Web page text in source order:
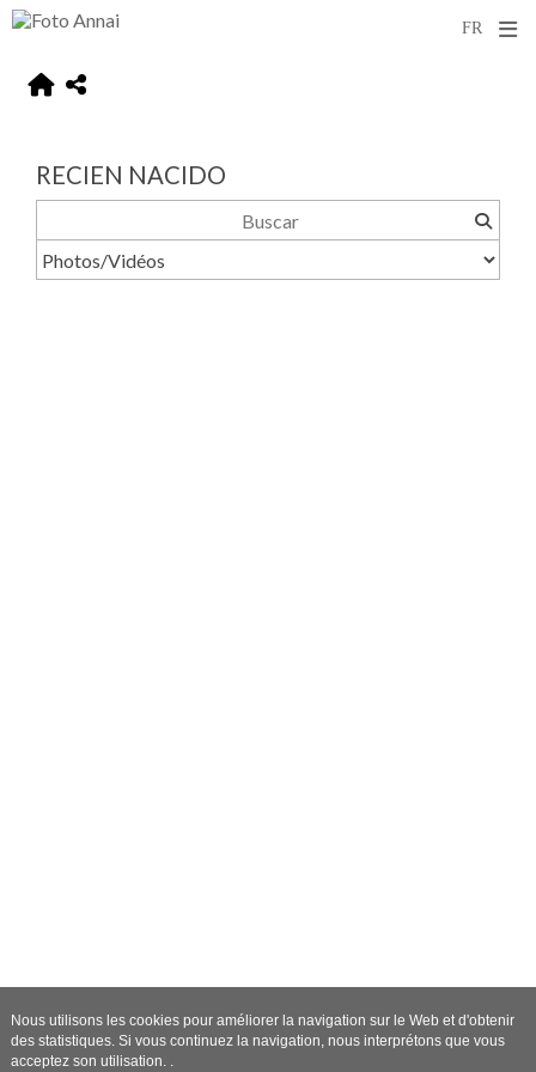
RECIEN NACIDO
Nous utilisons les cookies pour améliorer la navigation sur le Web et d'obtenir
des statistiques. Si vous continuez la navigation, nous interprétons que vous
acceptez son utilisation. .